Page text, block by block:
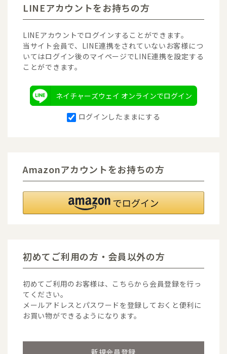
LINEアカウントをお持ちの方
LINEアカウントでログインすることができます。
当サイト会員で、LINE連携をされていないお客様につ
いてはログイン後のマイページでLINE連携を設定する
ことができます。
ネイチャーズウェイ オンラインでログイン
ログインしたままにする
Amazonアカウントをお持ちの方
初めてご利用の方・会員以外の方
初めてご利用のお客様は、こちらから会員登録を行っ
てください。
メールアドレスとパスワードを登録しておくと便利に
お買い物ができるようになります。